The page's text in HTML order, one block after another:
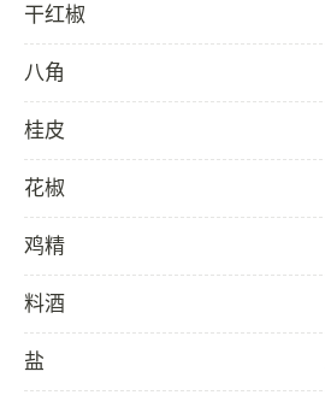
干红椒
八角
桂皮
花椒
鸡精
料酒
盐